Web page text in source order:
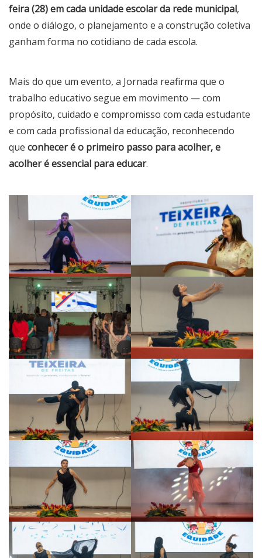
feira (28)em cada unidade escolar da rede municipal,
onde o diálogo, o planejamento e a construção coletiva
ganham forma no cotidiano de cada escola.
Mais do que um evento, a Jornada reafirma que o
trabalho educativo segue em movimento — com
propósito, cuidado e compromisso com cada estudante
e com cada profissional da educação, reconhecendo
que conhecer é o primeiro passo para acolher, e
acolher é essencial para educar.